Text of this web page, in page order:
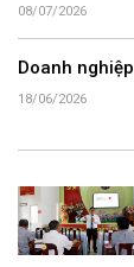
08/07/2026
Doanh
18/06/2026